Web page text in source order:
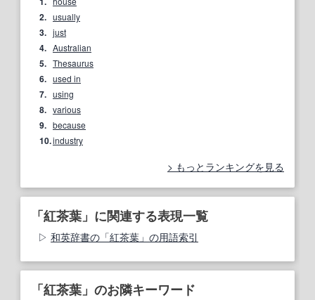
2. usually
3. just
4. Australian
5. Thesaurus
6. used in
7. using
8. various
9. because
10.industry
もっとランキングを見る
「紅茶葉」に関連する表現一覧
和英辞書の「紅茶葉」の用語索引
「紅茶葉」のお隣キーワード